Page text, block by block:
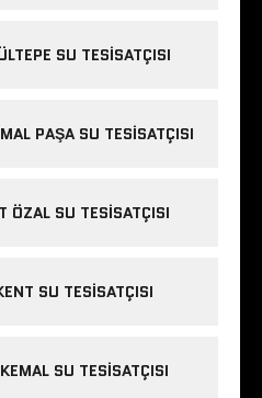
SU TESISATÇISI
PAŞA SU TESISATÇISI
ÖZAL SU TESISATÇISI
SU TESISATÇISI
SU TESISATÇISI